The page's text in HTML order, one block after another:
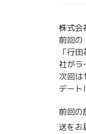
株式会
前回の
「行
社がラ
次回は
デート
前回の
送をお